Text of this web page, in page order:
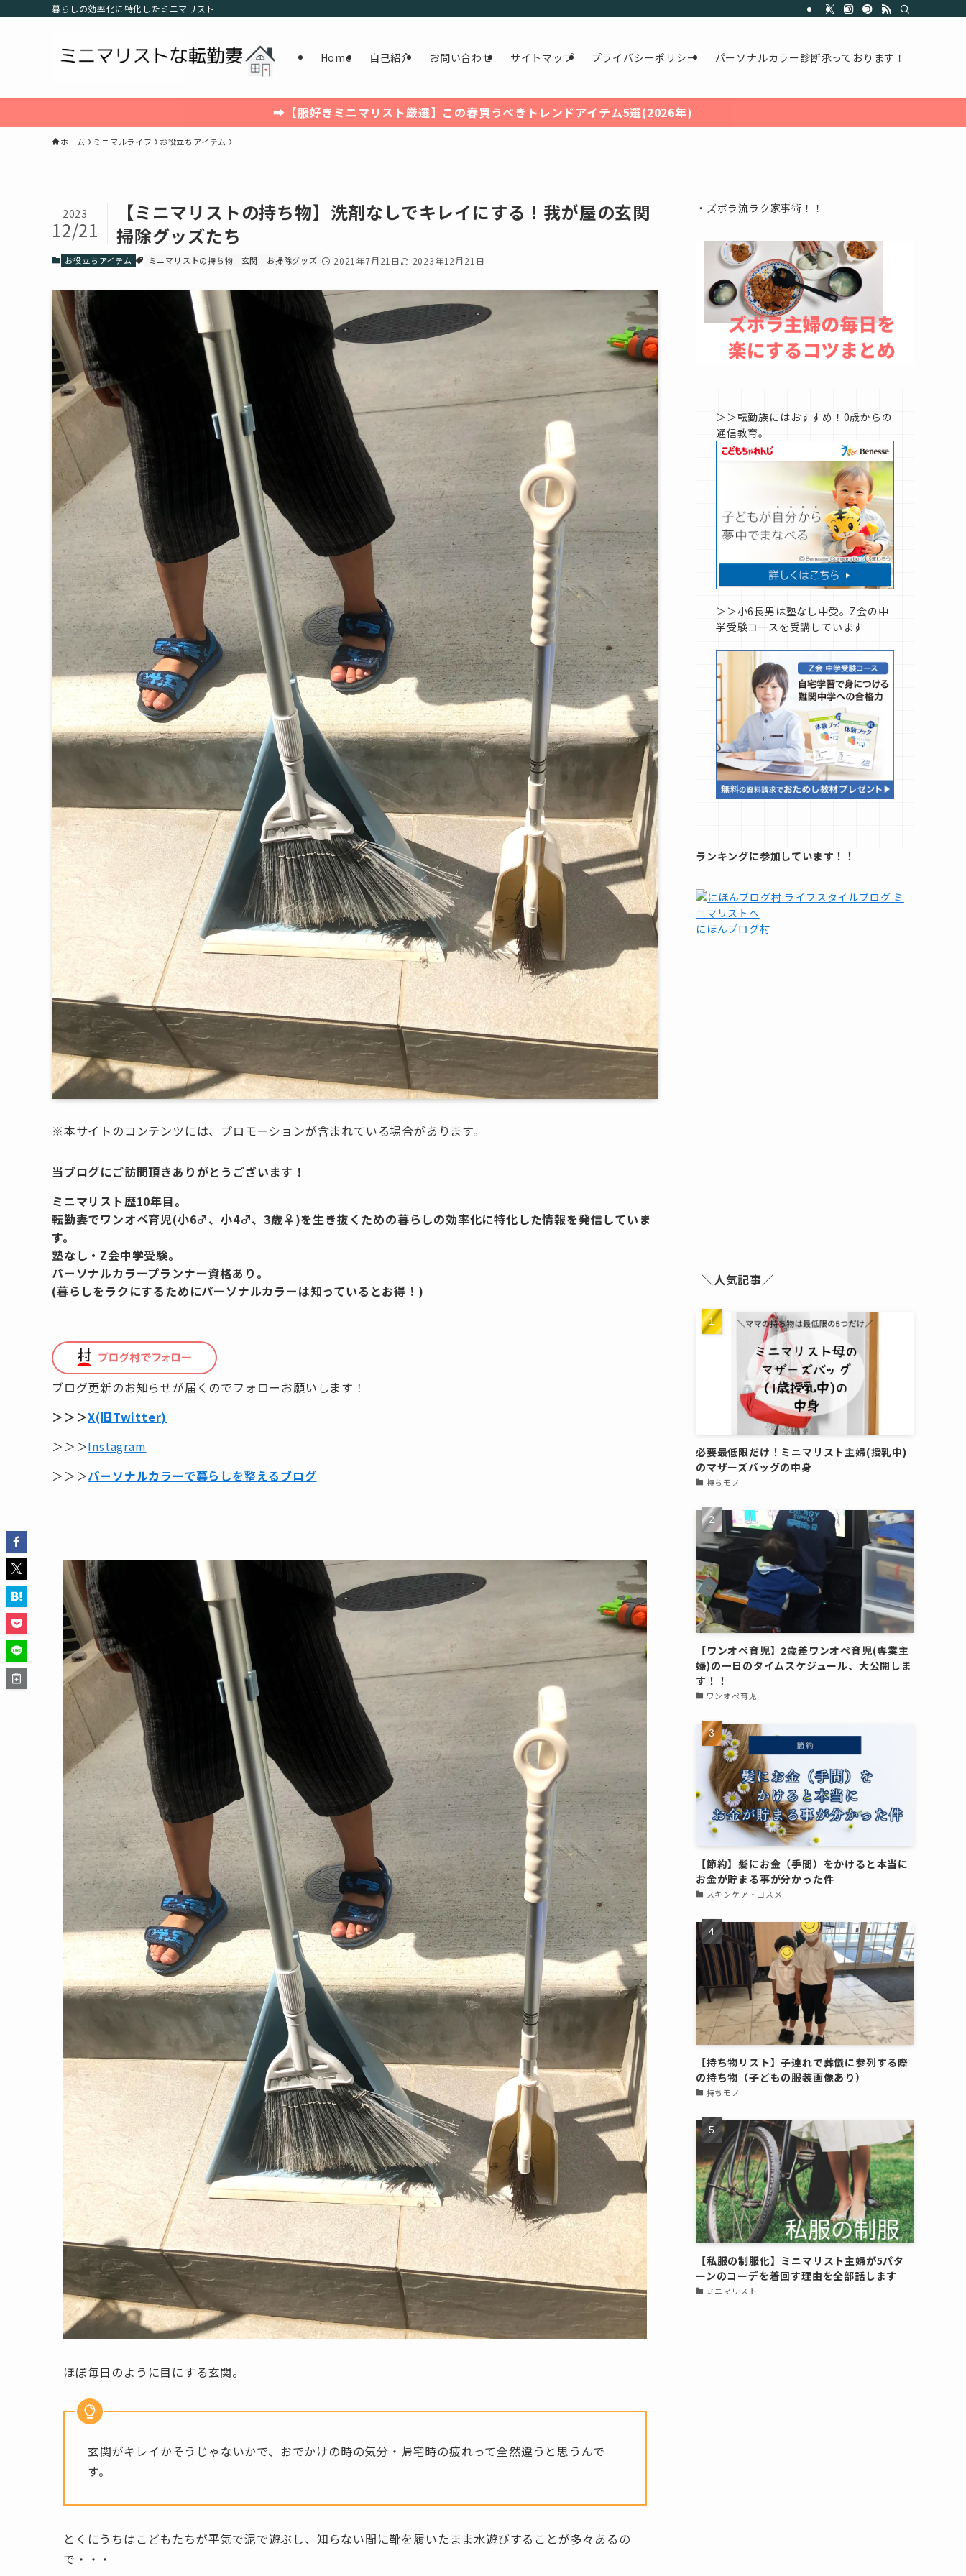
暮らしの効率化に特化したミニマリスト
Home 自己紹介 お問い合わせ サイトマップ プライバシーポリシー パーソナルカラー診断承っております！
➡【服好きミニマリスト厳選】この春買うべきトレンドアイテム5選(2026年)
ホーム ミニマルライフ お役立ちアイテム
【ミニマリストの持ち物】洗剤なしでキレイにする！我が屋の玄関
掃除グッズたち
2023
12/21
お役立ちアイテム ミニマリストの持ち物 玄関 お掃除グッズ 2021年7月21日 2023年12月21日
※本サイトのコンテンツには、プロモーションが含まれている場合があります。
当ブログにご訪問頂きありがとうございます！
ミニマリスト歴10年目。
転勤妻でワンオペ育児(小6♂、小4♂、3歳♀)を生き抜くための暮らしの効率化に特化した情報を発信していま
す。
塾なし・Z会中学受験。
パーソナルカラープランナー資格あり。
(暮らしをラクにするためにパーソナルカラーは知っているとお得！)
ブログ更新のお知らせが届くのでフォローお願いします！
＞＞＞X(旧Twitter)
＞＞＞Instagram
＞＞＞パーソナルカラーで暮らしを整えるブログ
ほぼ毎日のように目にする玄関。
玄関がキレイかそうじゃないかで、おでかけの時の気分・帰宅時の疲れって全然違うと思うんで
す。
とくにうちはこどもたちが平気で泥で遊ぶし、知らない間に靴を履いたまま水遊びすることが多々あるの
で・・・
・ズボラ流ラク家事術！！
＞＞転勤族にはおすすめ！0歳からの
通信教育。
＞＞小6長男は塾なし中受。Z会の中
学受験コースを受講しています
ランキングに参加しています！！
にほんブログ村
＼人気記事／
必要最低限だけ！ミニマリスト主婦(授乳中)
のマザーズバッグの中身
持ちモノ
【ワンオペ育児】2歳差ワンオペ育児(専業主
婦)の一日のタイムスケジュール、大公開しま
す！！
ワンオペ育児
【節約】髪にお金（手間）をかけると本当に
お金が貯まる事が分かった件
スキンケア・コスメ
【持ち物リスト】子連れで葬儀に参列する際
の持ち物（子どもの服装画像あり）
持ちモノ
【私服の制服化】ミニマリスト主婦が5パタ
ーンのコーデを着回す理由を全部話します
ミニマリスト